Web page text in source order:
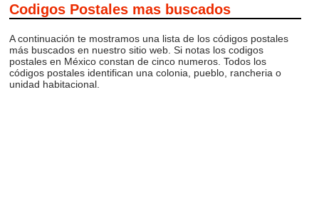
Codigos Postales mas buscados
A continuación te mostramos una lista de los códigos postales
más buscados en nuestro sitio web. Si notas los codigos
postales en México constan de cinco numeros. Todos los
códigos postales identifican una colonia, pueblo, rancheria o
unidad habitacional.